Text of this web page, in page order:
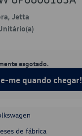
Jetta
esgotado.
me quando chegar!
de fábrica